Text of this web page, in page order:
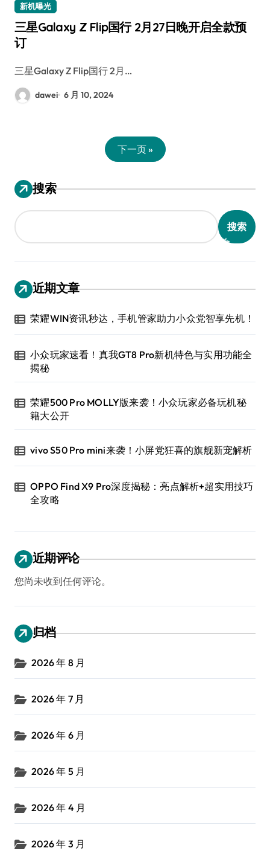
新机曝光
三星Galaxy Z Flip国行 2月27日晚开启全款预
订
三星Galaxy Z Flip国行 2月…
dawei 6 月 10, 2024
下一页 »
搜索
搜索
近期文章
荣耀WIN资讯秒达，手机管家助力小众党智享先机！
小众玩家速看！真我GT8 Pro新机特色与实用功能全
揭秘
荣耀500 Pro MOLLY版来袭！小众玩家必备玩机秘
籍大公开
vivo S50 Pro mini来袭！小屏党狂喜的旗舰新宠解析
OPPO Find X9 Pro深度揭秘：亮点解析+超实用技巧
全攻略
近期评论
您尚未收到任何评论。
归档
2026 年 8 月
2026 年 7 月
2026 年 6 月
2026 年 5 月
2026 年 4 月
2026 年 3 月